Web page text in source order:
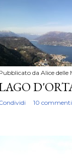
da Alice delle
10 commenti